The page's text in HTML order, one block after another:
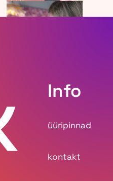
brändilugu
Info
üüripinnad
kontakt